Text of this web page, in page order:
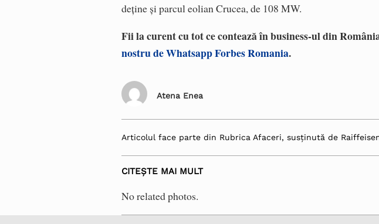
deține și parcul eolian Crucea, de 108 MW.
Fii la curent cu tot ce contează în business-ul din
nostru de Whatsapp Forbes Romania.
Atena Enea
Articolul face parte din Rubrica Afaceri, susținută de
CITEȘTE MAI MULT
No related photos.